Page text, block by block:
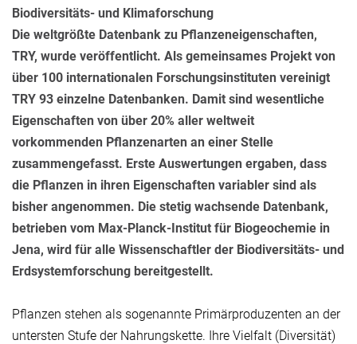
Biodiversitäts- und Klimaforschung
Die weltgrößte Datenbank zu Pflanzeneigenschaften,
TRY, wurde veröffentlicht. Als gemeinsames Projekt von
über 100 internationalen Forschungsinstituten vereinigt
TRY 93 einzelne Datenbanken. Damit sind wesentliche
Eigenschaften von über 20% aller weltweit
vorkommenden Pflanzenarten an einer Stelle
zusammengefasst. Erste Auswertungen ergaben, dass
die Pflanzen in ihren Eigenschaften variabler sind als
bisher angenommen. Die stetig wachsende Datenbank,
betrieben vom Max-Planck-Institut für Biogeochemie in
Jena, wird für alle Wissenschaftler der Biodiversitäts- und
Erdsystemforschung bereitgestellt.
Pflanzen stehen als sogenannte Primärproduzenten an der
untersten Stufe der Nahrungskette. Ihre Vielfalt (Diversität)